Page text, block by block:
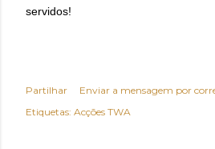
servidos!
Partilhar
Enviar a mensagem por
Etiquetas: Acções TWA